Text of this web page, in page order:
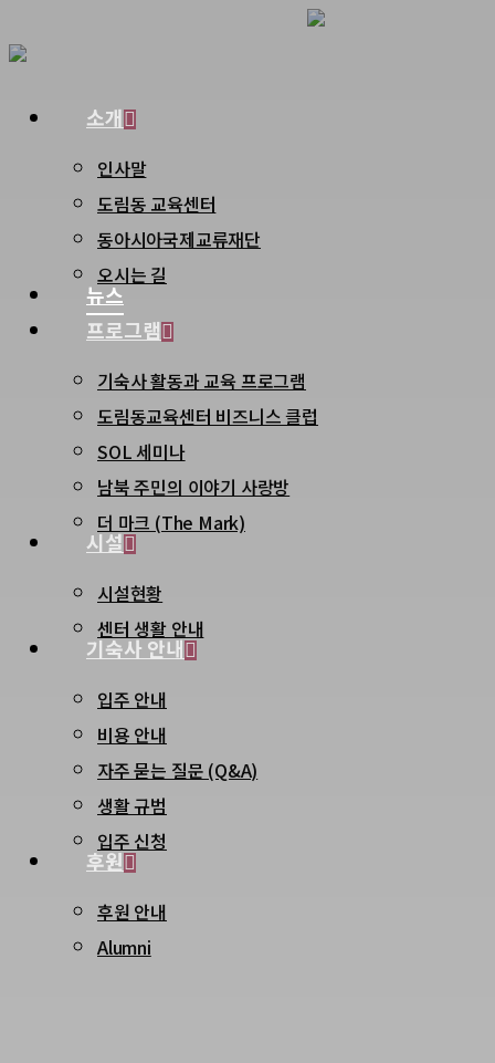
to
content
Menu 소개
인사말
도림동 교육센터
동아시아국제교류재단
오시는 길
뉴스
프로그램
기숙사 활동과 교육 프로그램
도림동교육센터 비즈니스 클럽
SOL 세미나
남북 주민의 이야기 사랑방
더 마크 (The Mark)
시설
시설현황
센터 생활 안내
기숙사 안내
입주 안내
비용 안내
자주 묻는 질문 (Q&A)
생활 규범
입주 신청
후원
후원 안내
Alumni